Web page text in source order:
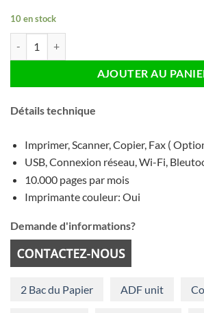
10 en stock
AJOUTER AU
Détails technique
Imprimer, Scanner, Copier, Fax (
USB, Connexion réseau, Wi-Fi,
10.000 pages par mois
Imprimante couleur: Oui
Demande d'informations?
2 Bac du Papier ADF unit